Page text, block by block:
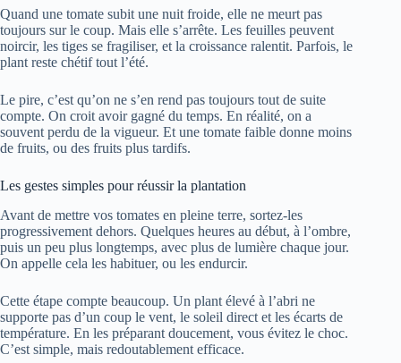
Quand une tomate subit une nuit froide, elle ne meurt pas
toujours sur le coup. Mais elle s’arrête. Les feuilles peuvent
noircir, les tiges se fragiliser, et la croissance ralentit. Parfois, le
plant reste chétif tout l’été.
Le pire, c’est qu’on ne s’en rend pas toujours tout de suite
compte. On croit avoir gagné du temps. En réalité, on a
souvent perdu de la vigueur. Et une tomate faible donne moins
de fruits, ou des fruits plus tardifs.
Les gestes simples pour réussir la plantation
Avant de mettre vos tomates en pleine terre, sortez-les
progressivement dehors. Quelques heures au début, à l’ombre,
puis un peu plus longtemps, avec plus de lumière chaque jour.
On appelle cela les habituer, ou les endurcir.
Cette étape compte beaucoup. Un plant élevé à l’abri ne
supporte pas d’un coup le vent, le soleil direct et les écarts de
température. En les préparant doucement, vous évitez le choc.
C’est simple, mais redoutablement efficace.